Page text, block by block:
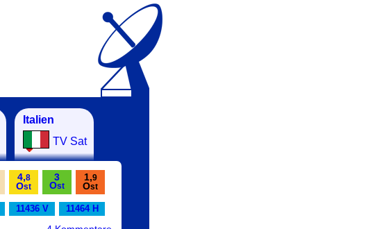
Italien
TV Sat
4,8
Ost
3
Ost
1,9
Ost
11436 V 11464 H